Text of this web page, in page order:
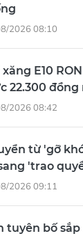
2026 08:10
xăng E10
22.300
2026 08:42
từ 'gỡ
'trao
2026 09:11
tuyên bố